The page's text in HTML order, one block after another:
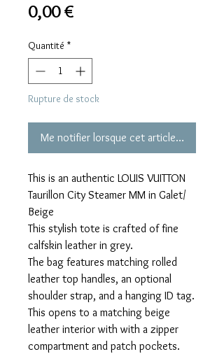
0,00 €
Quantité *
Rupture de stock
Me notifier lorsque cet article est
This is an authentic LOUIS VUITTON
Taurillon City Steamer MM in Galet/
Beige
This stylish tote is crafted of fine
calfskin leather in grey.
The bag features matching rolled
leather top handles, an optional
shoulder strap, and a hanging ID tag.
This opens to a matching beige
leather interior with with a zipper
compartment and patch pockets.